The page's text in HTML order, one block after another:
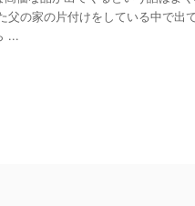
の家の片付けをしている中で出て
...